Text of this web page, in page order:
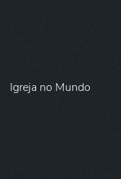
Igreja no Mundo